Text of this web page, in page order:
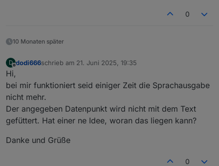
0
10 Monaten später
D dodi666schrieb am 21. Juni 2025, 19:35
zuletzt editiert von
Hi,
bei mir funktioniert seid einiger Zeit die Sprachausgabe
nicht mehr.
Der angegeben Datenpunkt wird nicht mit dem Text
gefüttert. Hat einer ne Idee, woran das liegen kann?
Danke und Grüße
0